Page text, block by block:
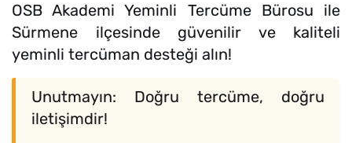
OSB Akademi Yeminli Tercüme Bürosu ile
Sürmene ilçesinde güvenilir ve kaliteli
yeminli tercüman desteği alın!
Unutmayın: Doğru tercüme, doğru
iletişimdir!